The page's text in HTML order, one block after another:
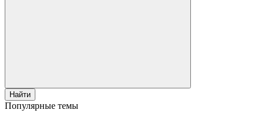
Найти
Популярные темы